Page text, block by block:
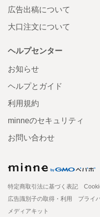
広告出稿について
大口注文について
ヘルプセンター
お知らせ
ヘルプとガイド
利用規約
minneのセキュリティ
お問い合わせ
特定商取引法に基づく表記
広告識別子の取得・利用
プライ
メディアキット